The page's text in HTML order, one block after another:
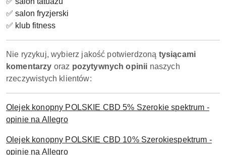
✅ salon fryzjerski
✅ klub fitness
Nie ryzykuj, wybierz jakość potwierdzoną tysiącami
komentarzy oraz pozytywnych opinii naszych
rzeczywistych klientów:
Olejek konopny POLSKIE CBD 5% Szerokie spektrum -
opinie na Allegro
Olejek konopny POLSKIE CBD 10% Szerokiespektrum -
opinie na Allegro